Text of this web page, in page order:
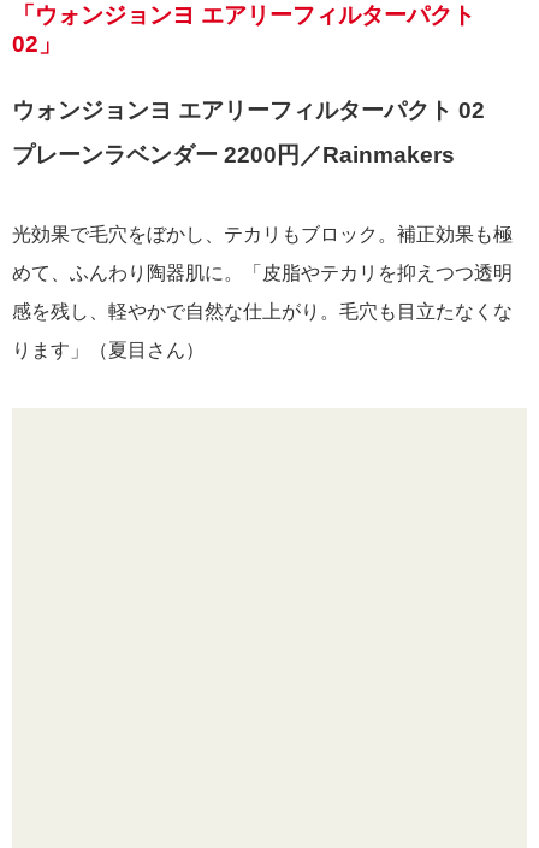
「ウォンジョンヨ エアリーフィルターパクト
02」
ウォンジョンヨ エアリーフィルターパクト 02
プレーンラベンダー 2200円／Rainmakers
光効果で毛穴をぼかし、テカリもブロック。補正効果も極
めて、ふんわり陶器肌に。「皮脂やテカリを抑えつつ透明
感を残し、軽やかで自然な仕上がり。毛穴も目立たなくな
ります」（夏目さん）